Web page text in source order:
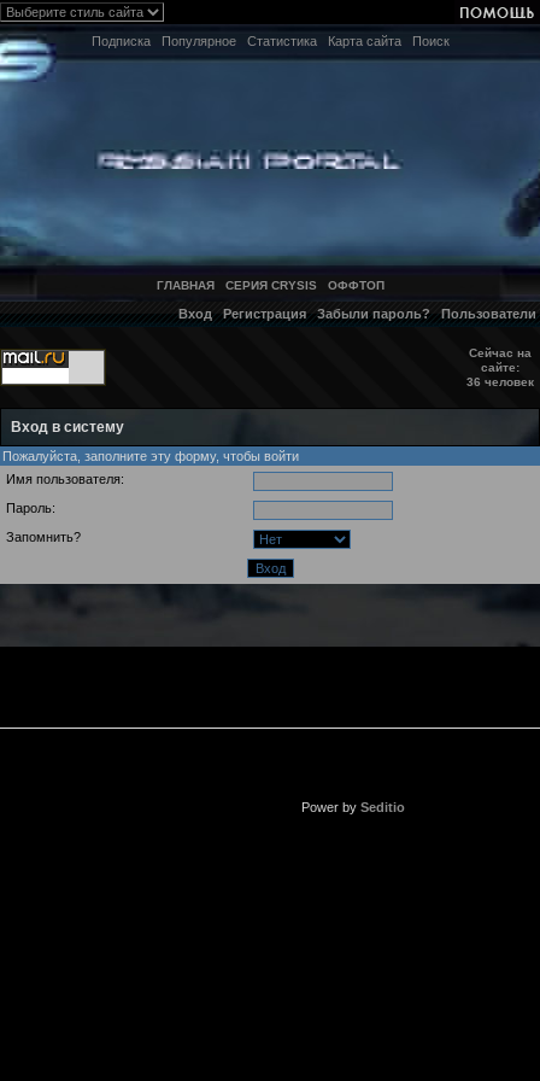
Подписка Популярное Статистика Карта сайта Поиск
ГЛАВНАЯ СЕРИЯ CRYSIS ОФФТОП
Вход Регистрация Забыли пароль? Пользователи
Сейчас на
сайте:
36 человек
Вход в систему
Пожалуйста, заполните эту форму, чтобы войти
Имя пользователя:
Пароль:
Запомнить?
Power by Seditio